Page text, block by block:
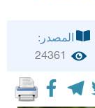
المصدر:
24361